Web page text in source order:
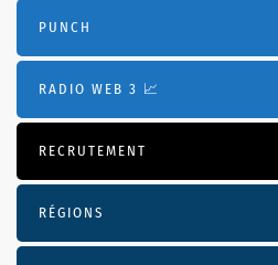
PUNCH
RADIO WEB 3 📈
RECRUTEMENT
RÉGIONS